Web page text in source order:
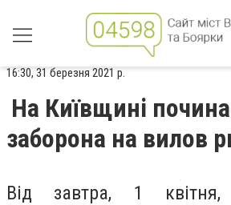
16:30, 31 березня 2021 р.
На Київщині
заборона на вилов
Від завтра, 1